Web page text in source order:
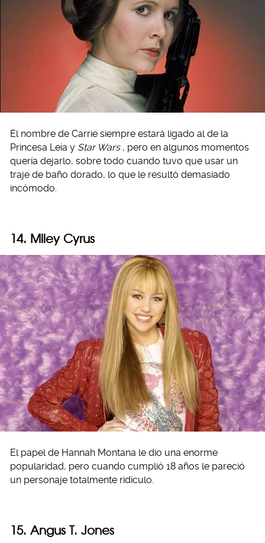
El nombre de Carrie siempre estará ligado al de la
Princesa Leía y Star Wars , pero en algunos momentos
quería dejarlo, sobre todo cuando tuvo que usar un
traje de baño dorado, lo que le resultó demasiado
incómodo.
14. Miley Cyrus
El papel de Hannah Montana le dio una enorme
popularidad, pero cuando cumplió 18 años le pareció
un personaje totalmente ridículo.
15. Angus T. Jones